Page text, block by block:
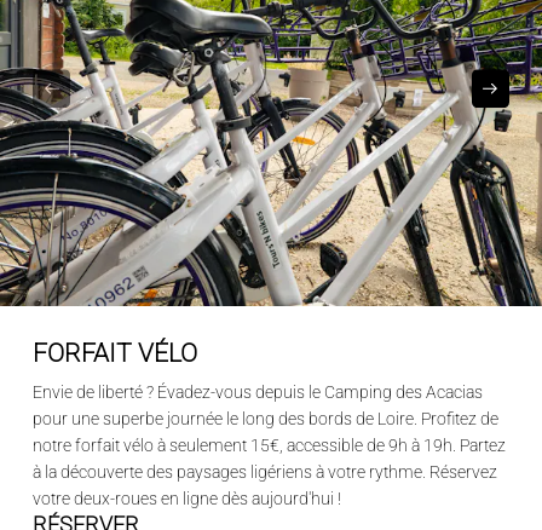
FORFAIT VÉLO
Envie de liberté ? Évadez-vous depuis le Camping des Acacias
pour une superbe journée le long des bords de Loire. Profitez de
notre forfait vélo à seulement 15€, accessible de 9h à 19h. Partez
à la découverte des paysages ligériens à votre rythme. Réservez
votre deux-roues en ligne dès aujourd'hui !
RÉSERVER